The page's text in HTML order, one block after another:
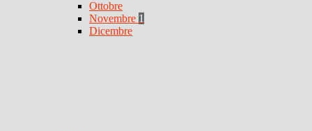
Ottobre
Novembre 1
Dicembre